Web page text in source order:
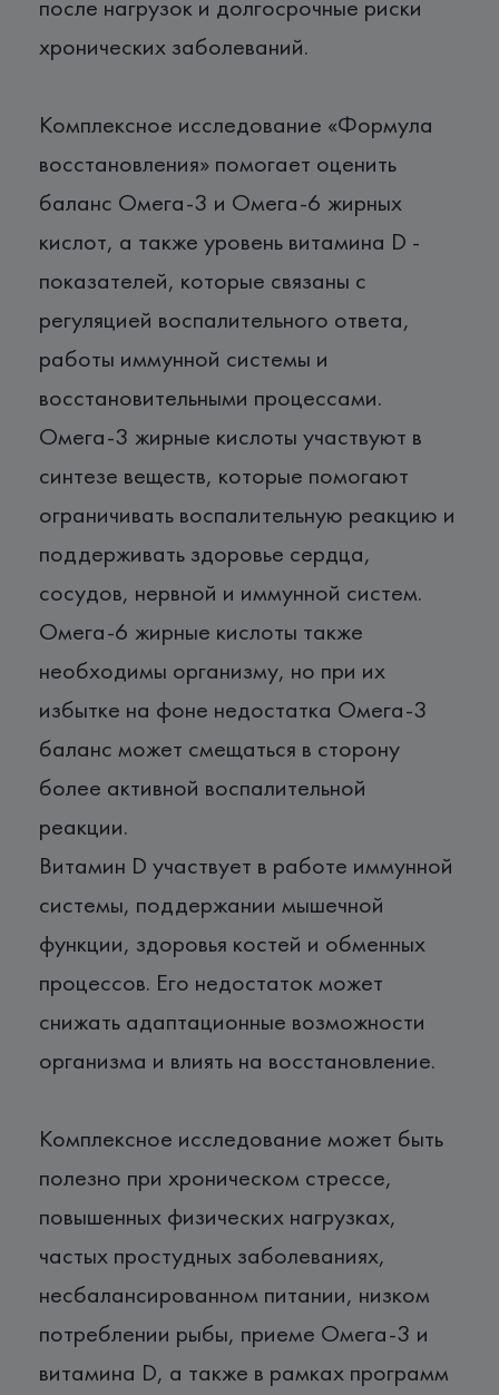
после нагрузок и долгосрочные риски
хронических заболеваний.
Комплексное исследование «Формула
восстановления» помогает оценить
баланс Омега-3 и Омега-6 жирных
кислот, а также уровень витамина D -
показателей, которые связаны с
регуляцией воспалительного ответа,
работы иммунной системы и
восстановительными процессами.
Омега-3 жирные кислоты участвуют в
синтезе веществ, которые помогают
ограничивать воспалительную реакцию и
поддерживать здоровье сердца,
сосудов, нервной и иммунной систем.
Омега-6 жирные кислоты также
необходимы организму, но при их
избытке на фоне недостатка Омега-3
баланс может смещаться в сторону
более активной воспалительной
реакции.
Витамин D участвует в работе иммунной
системы, поддержании мышечной
функции, здоровья костей и обменных
процессов. Его недостаток может
снижать адаптационные возможности
организма и влиять на восстановление.
Комплексное исследование может быть
полезно при хроническом стрессе,
повышенных физических нагрузках,
частых простудных заболеваниях,
несбалансированном питании, низком
потреблении рыбы, приеме Омега-3 и
витамина D, а также в рамках программ